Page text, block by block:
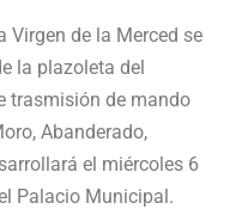
Virgen de la Merced se
la plazoleta del
trasmisión de mando
Abanderado,
el miércoles 6
Palacio Municipal.